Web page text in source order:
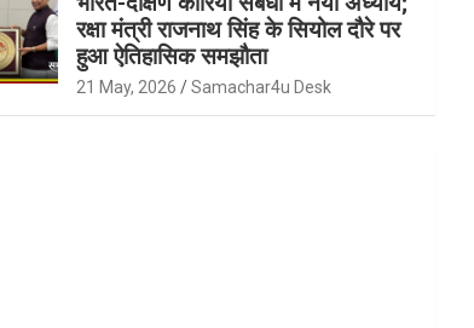
रक्षा मंत्री राजनाथ सिंह के सियोल दौरे पर
हुआ ऐतिहासिक समझौता
21 May, 2026 Samachar4u Desk